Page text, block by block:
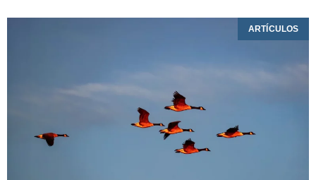
ARTÍCULOS